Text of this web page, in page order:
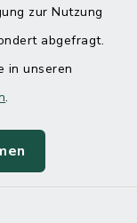
zur Nutzung
abgefragt.
in unseren
.